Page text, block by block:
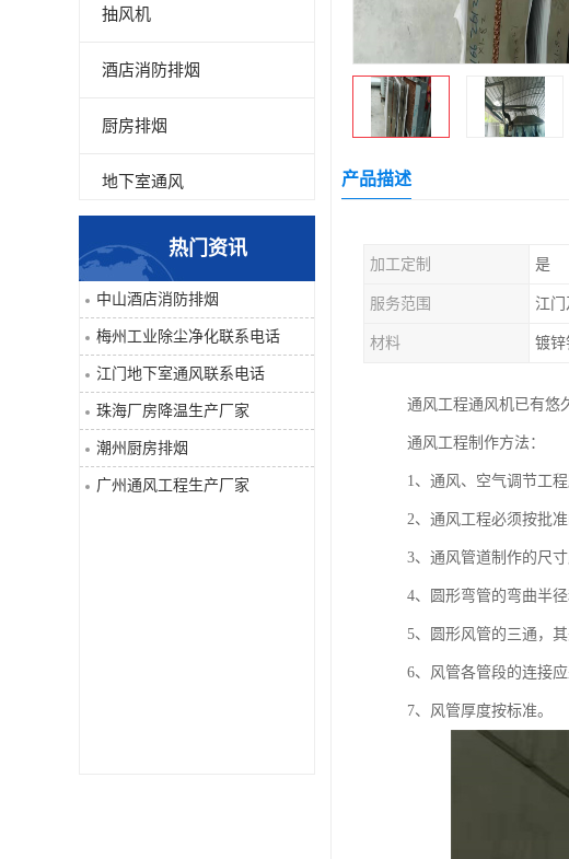
抽风机
酒店消防排烟
厨房排烟
地下室通风
工业除尘净化
热门资讯
中山酒店消防排烟
梅州工业除尘净化联系电话
江门地下室通风联系电话
珠海厂房降温生产厂家
潮州厨房排烟
广州通风工程生产厂家
产品描述
加工定制 是
服务范围 江
材料 镀锌
通风工程通风机已有悠
通风工程制作方法：
1、通风、空气调节工
2、通风工程必须按批准
3、通风管道制作的尺
4、圆形弯管的弯曲半
5、圆形风管的三通，其
6、风管各管段的连接
7、风管厚度按标准。